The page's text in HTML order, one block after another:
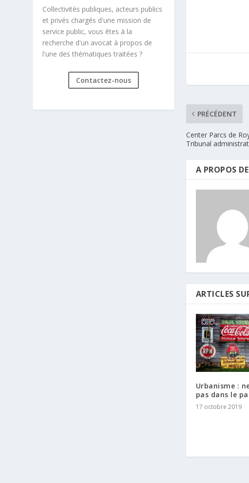
PRÉCÉDENT
Center Parcs de
Tribunal
A PROPOS
ARTICLES
Urbanisme :
pas dans le
17 octobre 2019
Collectivités publiques, acteurs publics
et privés chargés d'une mission de
service public, vous êtes à la
recherche d'un avocat à propos de
l'une des thématiques traitées ?
Contactez-nous